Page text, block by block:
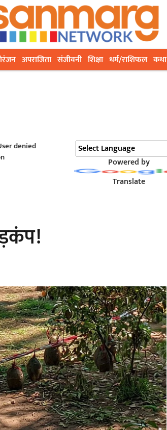
अपराजिता संजीवनी शिक्षा धर्म/राशिफल कथा
denied
Powered by
Translate